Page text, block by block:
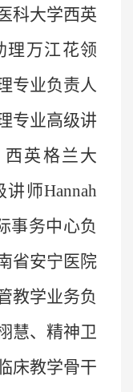
科大学西英
理万江花领
专业负责人
专业高级讲
西英格兰大
讲师Hannah
事务中心负
省安宁医院
教学业务负
慧、精神卫
床教学骨干